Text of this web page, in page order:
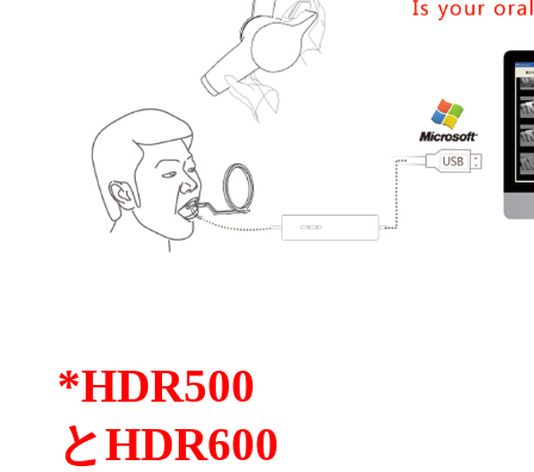
*HDR500
とHDR600